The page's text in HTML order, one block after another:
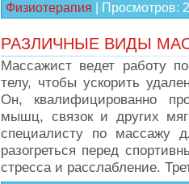
Физиотерапия Просмотров:
РАЗЛИЧНЫЕ ВИДЫ
Массажист ведет работу
телу, чтобы ускорить
Он, квалифицированно
мышц, связок и других
специалисту по массажу
разогреться перед
стресса и расслабление.